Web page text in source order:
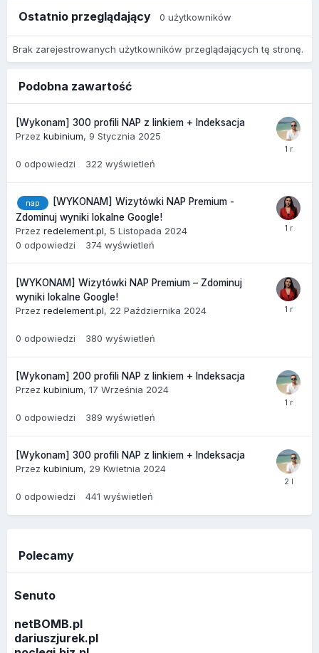
Ostatnio przeglądający 0 użytkowników
Brak zarejestrowanych użytkowników przeglądających tę stronę.
Podobna zawartość
[Wykonam] 300 profili NAP z linkiem + Indeksacja
Przez kubinium, 9 Stycznia 2025
0 odpowiedzi 322 wyświetleń
nap
[WYKONAM] Wizytówki NAP Premium -
Zdominuj wyniki lokalne Google!
Przez redelement.pl, 5 Listopada 2024
0 odpowiedzi 374 wyświetleń
[WYKONAM] Wizytówki NAP Premium – Zdominuj
wyniki lokalne Google!
Przez redelement.pl, 22 Października 2024
0 odpowiedzi 380 wyświetleń
[Wykonam] 200 profili NAP z linkiem + Indeksacja
Przez kubinium, 17 Września 2024
0 odpowiedzi 389 wyświetleń
[Wykonam] 300 profili NAP z linkiem + Indeksacja
Przez kubinium, 29 Kwietnia 2024
0 odpowiedzi 441 wyświetleń
Polecamy
Senuto
netBOMB.pl
dariuszjurek.pl